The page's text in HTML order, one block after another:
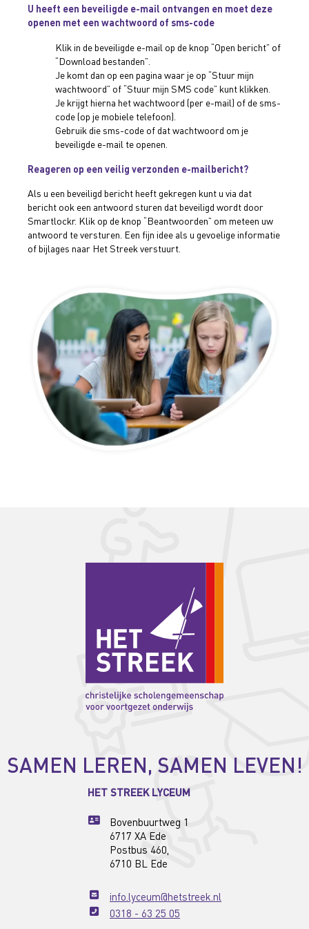
U heeft een beveiligde e-mail ontvangen en moet deze
openen met een wachtwoord of sms-code
Klik in de beveiligde e-mail op de knop “Open bericht” of
“Download bestanden”.
Je komt dan op een pagina waar je op “Stuur mijn
wachtwoord” of “Stuur mijn SMS code” kunt klikken.
Je krijgt hierna het wachtwoord (per e-mail) of de sms-
code (op je mobiele telefoon).
Gebruik die sms-code of dat wachtwoord om je
beveiligde e-mail te openen.
Reageren op een veilig verzonden e-mailbericht?
Als u een beveiligd bericht heeft gekregen kunt u via dat
bericht ook een antwoord sturen dat beveiligd wordt door
Smartlockr. Klik op de knop “Beantwoorden” om meteen uw
antwoord te versturen. Een fijn idee als u gevoelige informatie
of bijlages naar Het Streek verstuurt.
SAMEN LEREN, SAMEN LEVEN!
HET STREEK LYCEUM
Bovenbuurtweg 1
6717 XA Ede
Postbus 460,
6710 BL Ede
info.lyceum@hetstreek.nl
0318 - 63 25 05